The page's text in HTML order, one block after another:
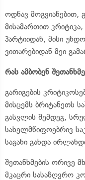
ოდნავ მოგვიანებით,
მისამართით
პარტიიდან, მისი
ვითარებიდან მეი
რას ამბობენ
გარიგების
მისცემს ბრიტანეთს
გასვლის შემდეგ,
სახელმწიფოებრივ
საგანი გახდა
შეთანხმების ორივე
მკაცრი სასაზღვრო